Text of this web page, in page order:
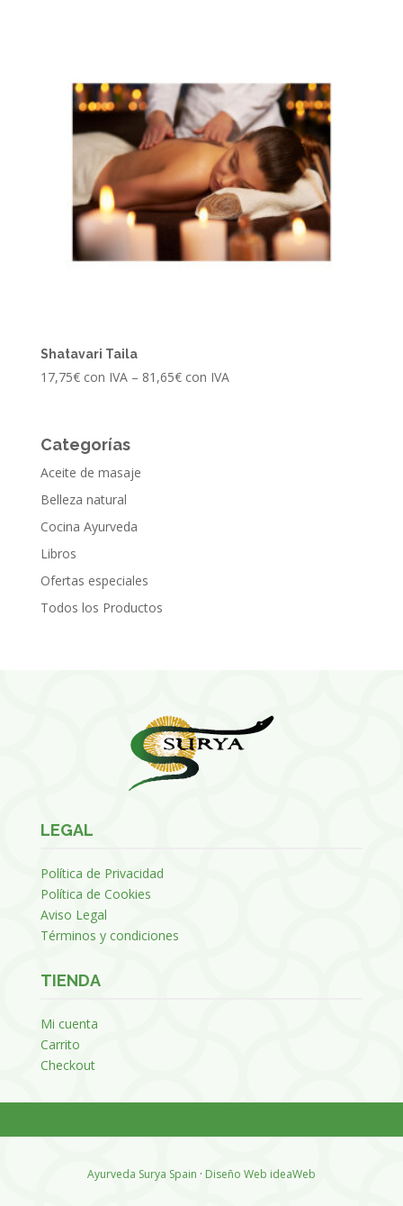
Shatavari Taila
17,75€ con IVA– 81,65€ con IVA
Categorías
Aceite de masaje
Belleza natural
Cocina Ayurveda
Libros
Ofertas especiales
Todos los Productos
LEGAL
Política de Privacidad
Política de Cookies
Aviso Legal
Términos y condiciones
TIENDA
Mi cuenta
Carrito
Checkout
Ayurveda Surya Spain · Diseño Web ideaWeb